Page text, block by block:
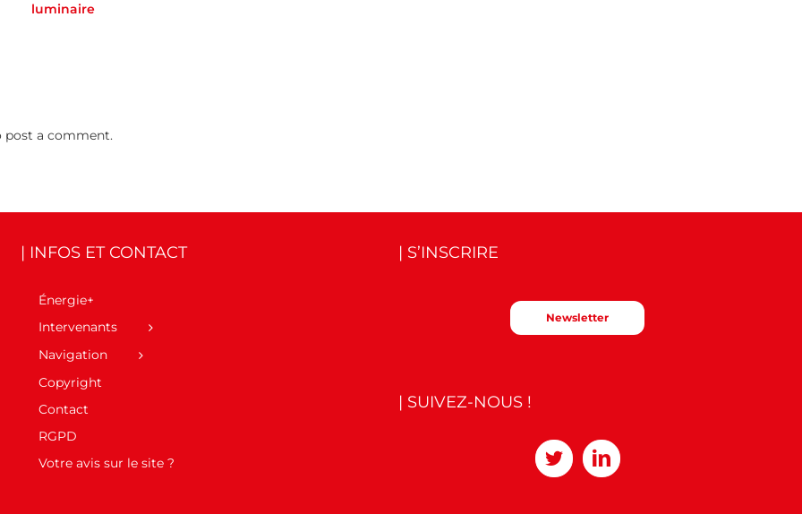
luminaire
a comment.
| INFOS ET CONTACT
Énergie+
Intervenants
Navigation
Copyright
Contact
RGPD
Votre avis sur le site ?
| S’INSCRIRE
Newsletter
| SUIVEZ-NOUS !